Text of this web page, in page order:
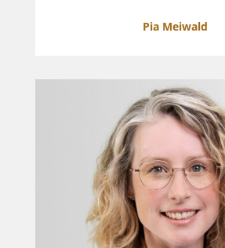
Pia Meiwald